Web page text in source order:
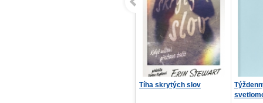
Tíha skrytých slov